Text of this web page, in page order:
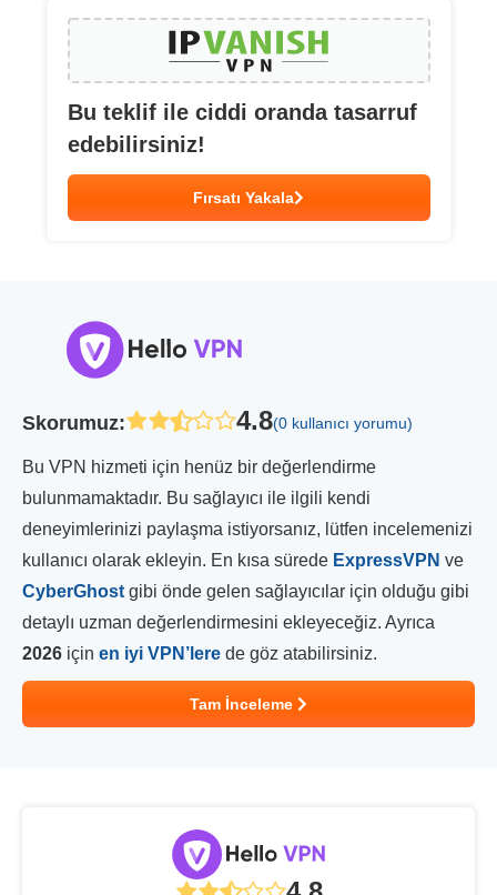
Bu teklif ile ciddi oranda tasarruf
edebilirsiniz!
Fırsatı Yakala
Skorumuz: 4.8(0 kullanıcı yorumu)
Bu VPN hizmeti için henüz bir değerlendirme
bulunmamaktadır. Bu sağlayıcı ile ilgili kendi
deneyimlerinizi paylaşma istiyorsanız, lütfen incelemenizi
kullanıcı olarak ekleyin. En kısa sürede ExpressVPN ve
CyberGhost gibi önde gelen sağlayıcılar için olduğu gibi
detaylı uzman değerlendirmesini ekleyeceğiz. Ayrıca
2026 için en iyi VPN’lere de göz atabilirsiniz.
Tam İnceleme